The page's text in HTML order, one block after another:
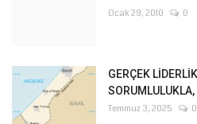
Ocak 29, 2010 0
GERÇEK
Temmuz 3, 2025 0